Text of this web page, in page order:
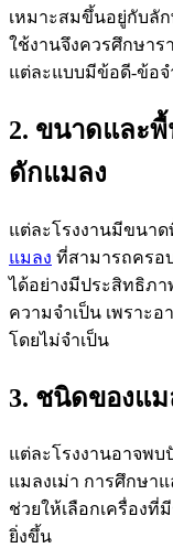
เหมาะสมขึ้นอยู่กับลั
ใช้งานจึงควรศึกษาร
แต่ละแบบมีข้อดี-ข้อจ
2. ขนาดและ
ดักแมลง
แต่ละโรงงานมีขนา
แมลง ที่สามารถครอ
ได้อย่างมีประสิทธิภา
ความจำเป็น เพราะ
โดยไม่จำเป็น
3. ชนิดของแม
แต่ละโรงงานอาจพ
แมลงเม่า การศึกษา
ช่วยให้เลือกเครื่องที่
ยิ่งขึ้น